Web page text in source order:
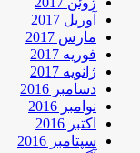
آوریل 2017
مارس 2017
فوریه 2017
ژانویه 2017
دسامبر 2016
نوامبر 2016
اکتبر 2016
سپتامبر 2016